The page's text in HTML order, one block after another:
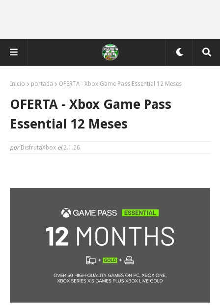
Inicio portada OFERTA - Xbox Game Pass Essential 12 Meses
OFERTA - Xbox Game Pass
Essential 12 Meses
por DisfrutaXbox el2.1.26